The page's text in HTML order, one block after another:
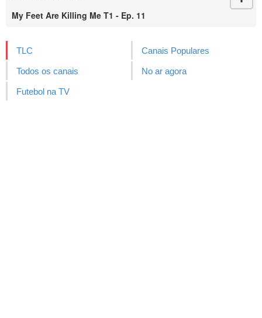
My Feet Are Killing Me T1 - Ep. 11
TLC Canais Populares
Todos os canais No ar agora
Futebol na TV